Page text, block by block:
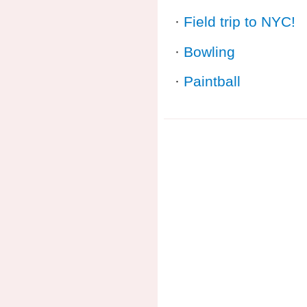
· Field trip to NYC!
· Bowling
· Paintball